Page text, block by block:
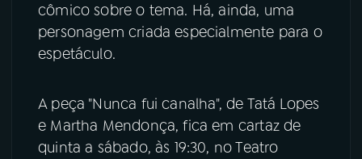
cômico sobre o tema. Há, ainda, uma
personagem criada especialmente para o
espetáculo.
A peça "Nunca fui canalha", de Tatá Lopes
e Martha Mendonça, fica em cartaz de
quinta a sábado, às 19:30, no Teatro